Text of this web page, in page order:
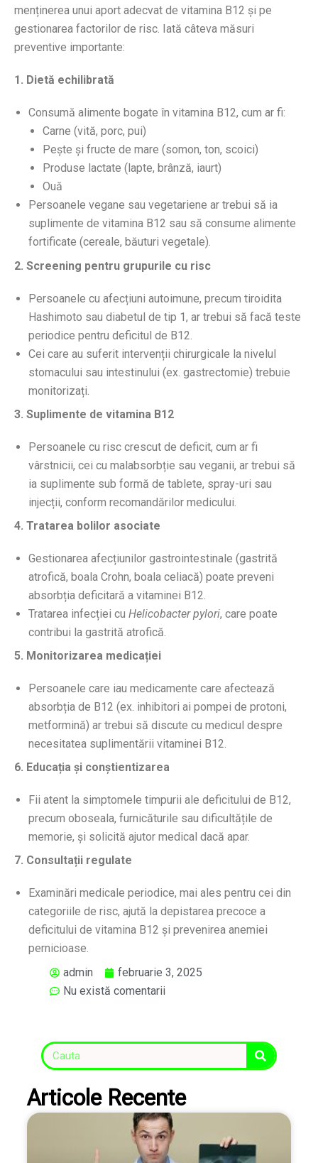
menținerea unui aport adecvat de vitamina B12 și pe
gestionarea factorilor de risc. Iată câteva măsuri
preventive importante:
1. Dietă echilibrată
Consumă alimente bogate în vitamina B12, cum ar fi:
Carne (vită, porc, pui)
Pește și fructe de mare (somon, ton, scoici)
Produse lactate (lapte, brânză, iaurt)
Ouă
Persoanele vegane sau vegetariene ar trebui să ia
suplimente de vitamina B12 sau să consume alimente
fortificate (cereale, băuturi vegetale).
2. Screening pentru grupurile cu risc
Persoanele cu afecțiuni autoimune, precum tiroidita
Hashimoto sau diabetul de tip 1, ar trebui să facă teste
periodice pentru deficitul de B12.
Cei care au suferit intervenții chirurgicale la nivelul
stomacului sau intestinului (ex. gastrectomie) trebuie
monitorizați.
3. Suplimente de vitamina B12
Persoanele cu risc crescut de deficit, cum ar fi
vârstnicii, cei cu malabsorbție sau veganii, ar trebui să
ia suplimente sub formă de tablete, spray-uri sau
injecții, conform recomandărilor medicului.
4. Tratarea bolilor asociate
Gestionarea afecțiunilor gastrointestinale (gastrită
atrofică, boala Crohn, boala celiacă) poate preveni
absorbția deficitară a vitaminei B12.
Tratarea infecției cu Helicobacter pylori, care poate
contribui la gastrită atrofică.
5. Monitorizarea medicației
Persoanele care iau medicamente care afectează
absorbția de B12 (ex. inhibitori ai pompei de protoni,
metformină) ar trebui să discute cu medicul despre
necesitatea suplimentării vitaminei B12.
6. Educația și conștientizarea
Fii atent la simptomele timpurii ale deficitului de B12,
precum oboseala, furnicăturile sau dificultățile de
memorie, și solicită ajutor medical dacă apar.
7. Consultații regulate
Examinări medicale periodice, mai ales pentru cei din
categoriile de risc, ajută la depistarea precoce a
deficitului de vitamina B12 și prevenirea anemiei
pernicioase.
admin
februarie 3, 2025
Nu există comentarii
Articole Recente